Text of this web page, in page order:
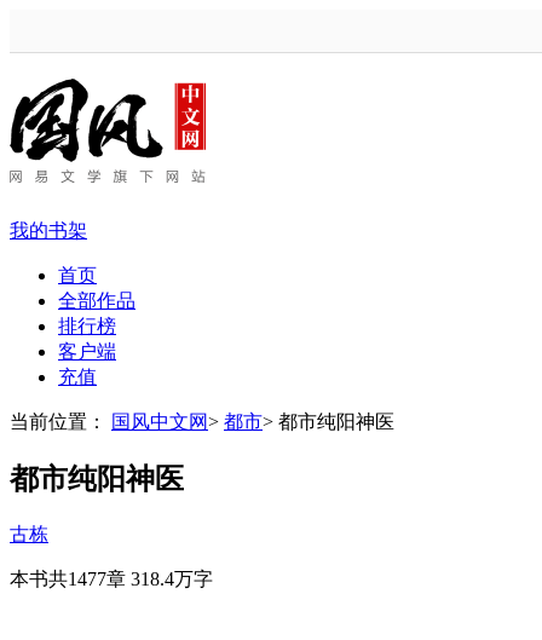
我的书架
首页
全部作品
排行榜
客户端
充值
当前位置： 国风中文网> 都市> 都市纯阳神医
都市纯阳神医
古栋
本书共1477章 318.4万字